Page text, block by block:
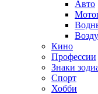
Авто
Кино
Профессии
Знаки
Спорт
Хобби